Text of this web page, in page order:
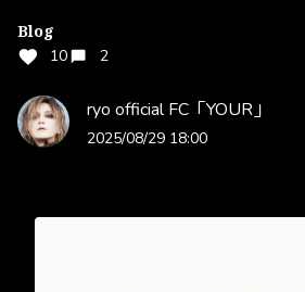
Blog
10
2
ryo official FC「YOUR」
2025/08/29 18:00